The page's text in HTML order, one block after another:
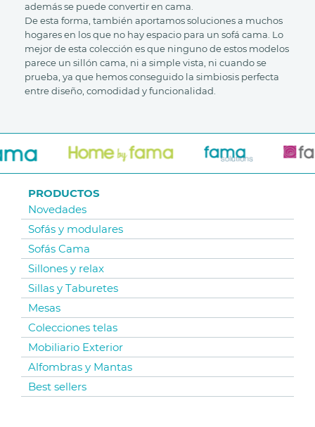
además se puede convertir en cama.
De esta forma, también aportamos soluciones a muchos
hogares en los que no hay espacio para un sofá cama. Lo
mejor de esta colección es que ninguno de estos modelos
parece un sillón cama, ni a simple vista, ni cuando se
prueba, ya que hemos conseguido la simbiosis perfecta
entre diseño, comodidad y funcionalidad.
PRODUCTOS
Novedades
Sofás y modulares
Sofás Cama
Sillones y relax
Sillas y Taburetes
Mesas
Colecciones telas
Mobiliario Exterior
Alfombras y Mantas
Best sellers